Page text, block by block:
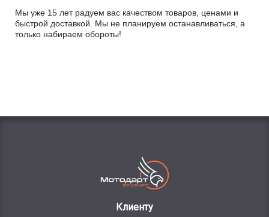
Мы уже 15 лет радуем вас качеством товаров, ценами и
быстрой доставкой. Мы не планируем останавливаться, а
только набираем обороты!
Клиенту